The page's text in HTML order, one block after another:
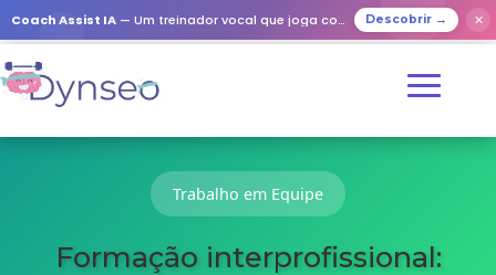
Coach Assist IA — Um treinador vocal que joga com os seus entes queridos Descobrir → ✕
Trabalho em Equipe
Formação interprofissional: